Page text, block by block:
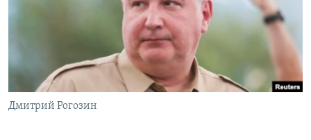
ПОБЕДИТЕЛЕЙ НЕ СУДЯТ?
УКРАИНСКАЯ ПРОБЛЕМА КРЫМА
Все сайты RFE/RL
Дмитрий Рогозин